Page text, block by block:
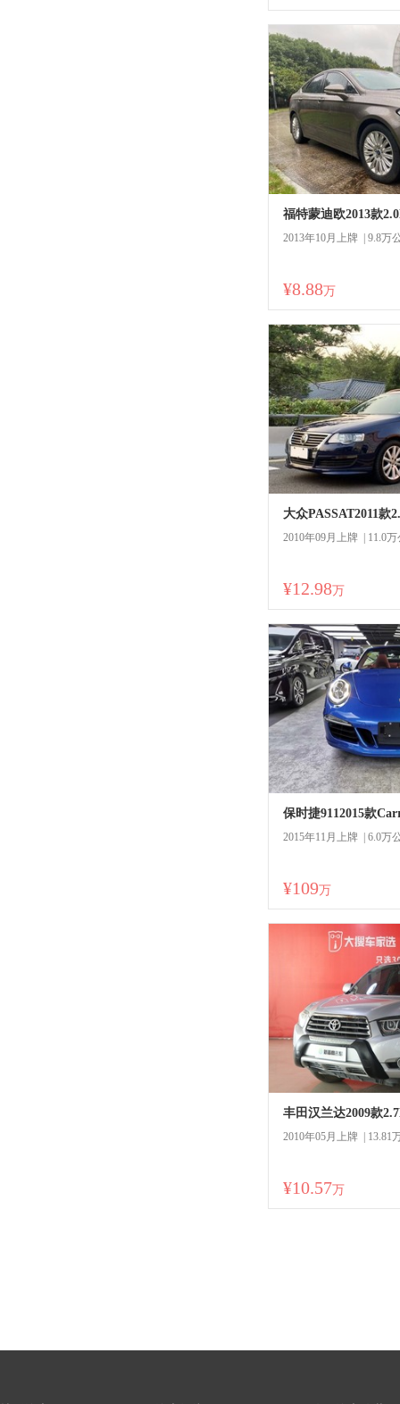
福特蒙迪欧2013款
2013年10月上牌 | 9.8万
¥8.88万
大众PASSAT2011款
2010年09月上牌 | 11.0
¥12.98万
2015年11月上牌 | 6.0万
¥109万
2010年05月上牌 | 13.81
¥10.57万